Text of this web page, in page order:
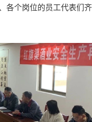
各个岗位的员工代表们齐